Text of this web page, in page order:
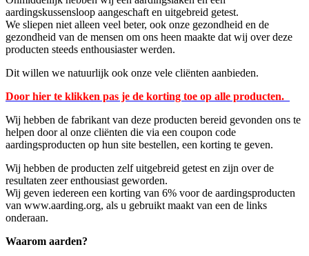
aardingskussensloop aangeschaft en uitgebreid getest.
We sliepen niet alleen veel beter, ook onze gezondheid en de
gezondheid van de mensen om ons heen maakte dat wij over deze
producten steeds enthousiaster werden.
Dit willen we natuurlijk ook onze vele cliënten aanbieden.
Door hier te klikken pas je de korting toe op alle producten.
Wij hebben de fabrikant van deze producten bereid gevonden ons te
helpen door al onze cliënten die via een coupon code
aardingsproducten op hun site bestellen, een korting te geven.
Wij hebben de producten zelf uitgebreid getest en zijn over de
resultaten zeer enthousiast geworden.
Wij geven iedereen een korting van 6% voor de aardingsproducten
van www.aarding.org, als u gebruikt maakt van een de links
onderaan.
Waarom aarden?